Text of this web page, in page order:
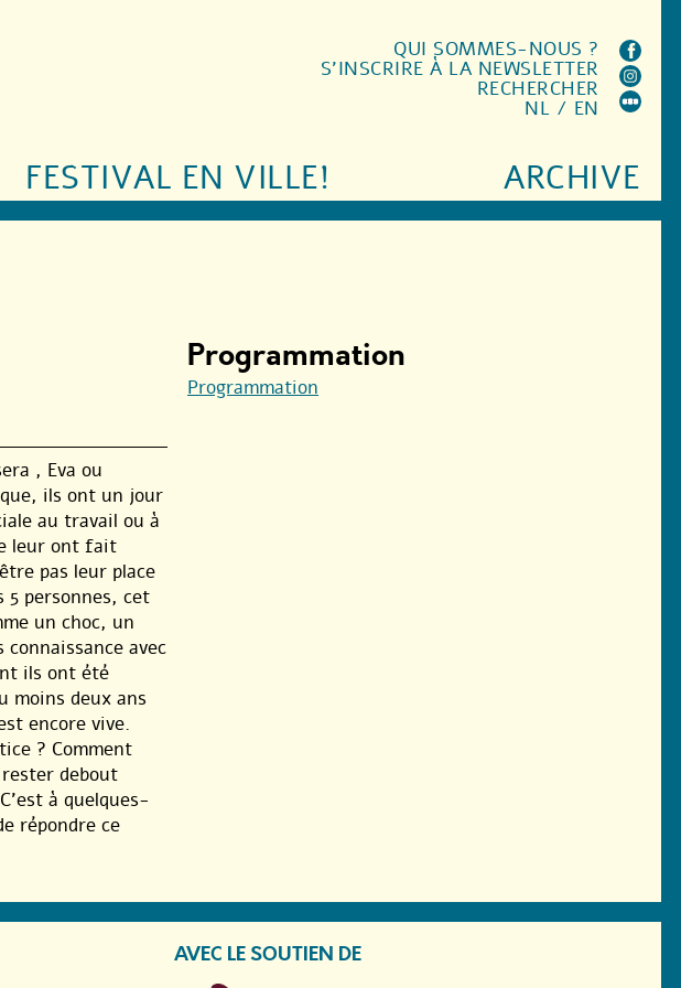
FESTIVAL EN VILLE! ARCHIVE
QUI SOMMES-NOUS ?
S'INSCRIRE À LA NEWSLETTER
RECHERCHER
NL / EN
, Eva ou
ils ont un jour
au travail ou à
leur ont fait
pas leur place
5 personnes, cet
un choc, un
avec
ils ont été
moins deux ans
encore vive.
? Comment
debout
à quelques-
répondre ce
Programmation
Programmation
AVEC LE SOUTIEN DE